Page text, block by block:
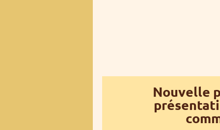
Nouvelle